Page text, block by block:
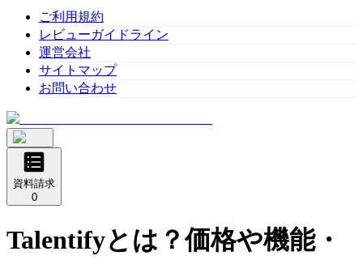
ご利用規約
レビューガイドライン
運営会社
サイトマップ
お問い合わせ
資料請求
0
Talentifyとは？価格や機能・